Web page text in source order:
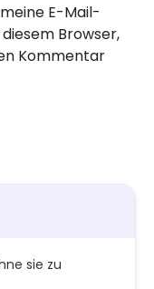
E-Mail-
Browser,
Kommentar
sie zu